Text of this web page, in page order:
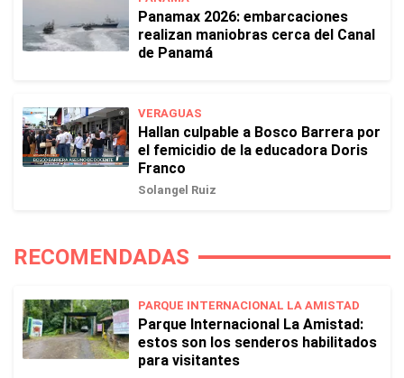
Panamax 2026: embarcaciones
realizan maniobras cerca del Canal
de Panamá
VERAGUAS
Hallan culpable a Bosco Barrera por
el femicidio de la educadora Doris
Franco
Solangel Ruiz
RECOMENDADAS
PARQUE INTERNACIONAL LA AMISTAD
Parque Internacional La Amistad:
estos son los senderos habilitados
para visitantes